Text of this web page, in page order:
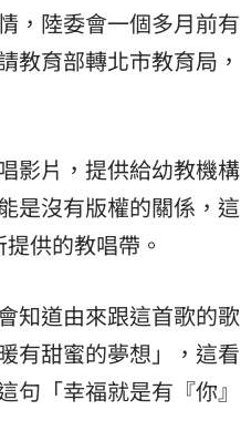
，陸委會一個多月前有
教育部轉北市教育局，
影片，提供給幼教機構
是沒有版權的關係，這
供的教唱帶。
知道由來跟這首歌的歌
有甜蜜的夢想」，這看
「幸福就是有『你』